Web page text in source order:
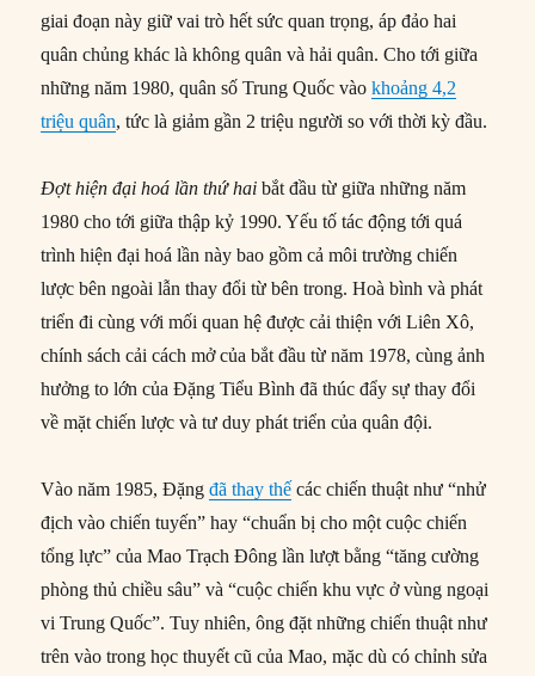
giai đoạn này giữ vai trò hết sức quan trọng, áp đảo hai
quân chủng khác là không quân và hải quân. Cho tới giữa
những năm 1980, quân số Trung Quốc vàokhoảng 4,2
triệu quân, tức là giảm gần 2 triệu người so với thời kỳ đầu.
Đợt hiện đại hoá lần thứ hai bắt đầu từ giữa những năm
1980 cho tới giữa thập kỷ 1990. Yếu tố tác động tới quá
trình hiện đại hoá lần này bao gồm cả môi trường chiến
lược bên ngoài lẫn thay đổi từ bên trong. Hoà bình và phát
triển đi cùng với mối quan hệ được cải thiện với Liên Xô,
chính sách cải cách mở của bắt đầu từ năm 1978, cùng ảnh
hưởng to lớn của Đặng Tiểu Bình đã thúc đẩy sự thay đổi
về mặt chiến lược và tư duy phát triển của quân đội.
Vào năm 1985, Đặngđã thay thế các chiến thuật như “nhử
địch vào chiến tuyến” hay “chuẩn bị cho một cuộc chiến
tổng lực” của Mao Trạch Đông lần lượt bằng “tăng cường
phòng thủ chiều sâu” và “cuộc chiến khu vực ở vùng ngoại
vi Trung Quốc”. Tuy nhiên, ông đặt những chiến thuật như
trên vào trong học thuyết cũ của Mao, mặc dù có chỉnh sửa